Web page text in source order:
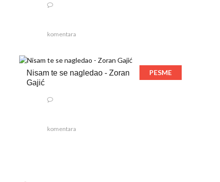
komentara
Nisam te se nagledao - Zoran
Gajić
PESME
komentara